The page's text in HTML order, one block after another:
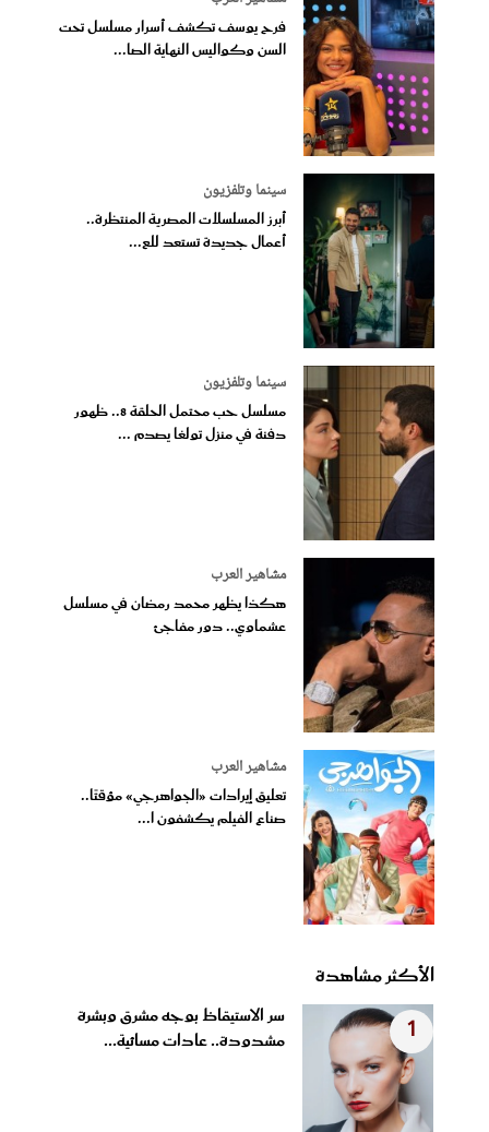
فرح يوسف تكشف أسرار مسلسل تحت
السن وكواليس النهاية الصا...
سينما وتلفزيون
أبرز المسلسلات المصرية المنتظرة..
أعمال جديدة تستعد للع...
سينما وتلفزيون
مسلسل حب محتمل الحلقة 8.. ظهور
دفنة في منزل تولغا يصدم ...
مشاهير العرب
هكذا يظهر محمد رمضان في مسلسل
عشماوي.. دور مفاجئ
مشاهير العرب
تعليق إيرادات «الجواهرجي» مؤقتًا..
صناع الفيلم يكشفون ا...
الأكثر مشاهدة
1
سر الاستيقاظ بوجه مشرق وبشرة
مشدودة.. عادات مسائية...